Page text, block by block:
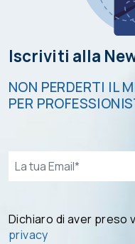
Iscriviti alla
NON PERDERTI IL
PER
Email*
Dichiaro di aver preso
privacy